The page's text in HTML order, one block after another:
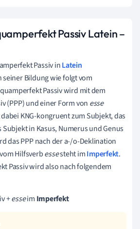
Passiv Latein –
Passiv inLatein
Bildung wie folgt vom
Passiv wird mit dem
(PPP) und einer Form von esse
dabei KNG-kongruent zum Subjekt, das
Subjekt in Kasus, Numerus und Genus
das PPP nach der a-/o-Deklination
Hilfsverbessesteht imImperfekt.
Passiv wird also nach folgendem
+esseim Imperfekt